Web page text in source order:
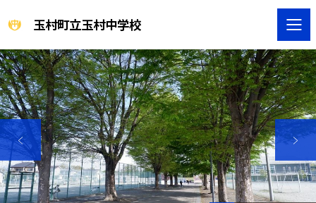
玉村町立玉村中学校